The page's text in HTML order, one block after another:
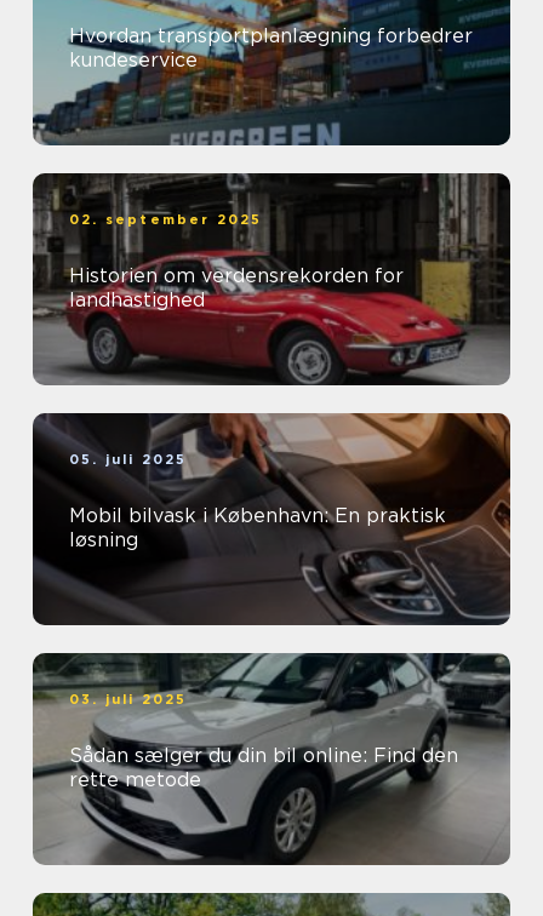
Hvordan transportplanlægning forbedrer
kundeservice
02. september 2025
Historien om verdensrekorden for
landhastighed
05. juli 2025
Mobil bilvask i København: En praktisk
løsning
03. juli 2025
Sådan sælger du din bil online: Find den
rette metode